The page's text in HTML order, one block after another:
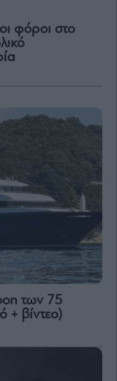
φόροι στο
των 75
+ βίντεο)